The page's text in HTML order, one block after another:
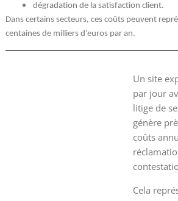
dégradation de la satisfaction client.
Dans certains secteurs, ces coûts peuvent
centaines de milliers d’euros par an.
Un site
par jour
litige de
génère
coûts
Cela